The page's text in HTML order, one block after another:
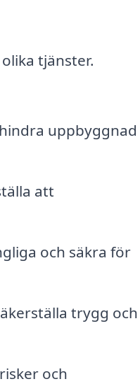
tjänster.
uppbyggnad
att
och säkra för
trygg och
och